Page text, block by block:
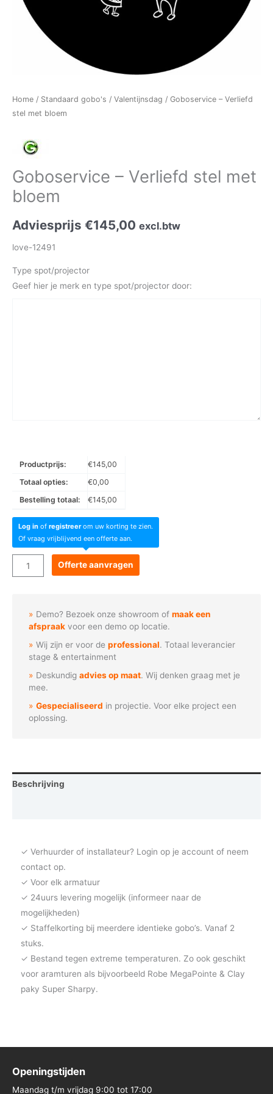
Home / Standaard gobo's / Valentijnsdag / Goboservice – Verliefd
stel met bloem
Goboservice – Verliefd stel met
bloem
Adviesprijs €145,00 excl.btw
love-12491
Type spot/projector
Geef hier je merk en type spot/projector door:
Productprijs: €145,00
Totaal opties:
€0,00
Bestelling totaal:
€145,00
Log in of registreerom uw korting te zien.
Of vraag vrijblijvend een offerte aan.
Goboservice
-
aantal
Offerte aanvragen
Demo? Bezoek onze showroom ofmaak een
afspraak voor een demo op locatie.
Wij zijn er voor deprofessional. Totaal leverancier
stage & entertainment
Deskundigadvies op maat. Wij denken graag met je
mee.
Gespecialiseerd in projectie. Voor elke project een
oplossing.
Beschrijving
✓ Verhuurder of installateur? Login op je account of neem
contact op.
✓ Voor elk armatuur
✓ 24uurs levering mogelijk (informeer naar de
mogelijkheden)
✓ Staffelkorting bij meerdere identieke gobo’s. Vanaf 2
stuks.
✓ Bestand tegen extreme temperaturen. Zo ook geschikt
voor aramturen als bijvoorbeeld Robe MegaPointe & Clay
paky Super Sharpy.
Openingstijden
Maandag t/m vrijdag 9:00 tot 17:00